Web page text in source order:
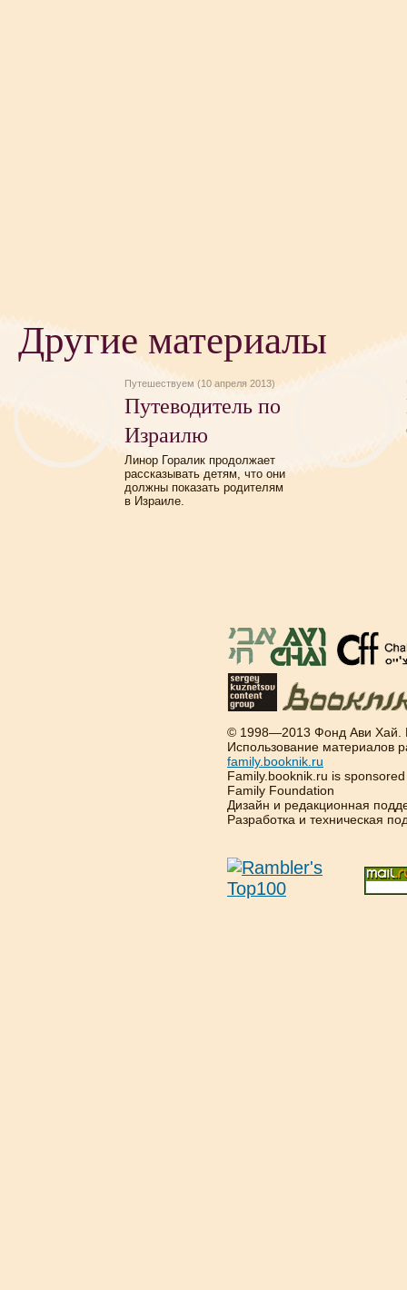
Другие материалы
Путешествуем (10 апреля 2013)
Путеводитель по
Израилю
Линор Горалик продолжает
рассказывать детям, что они
должны показать родителям
в Израиле.
© 1998—2013 Фонд Ави Хай.
Использование материалов
family.booknik.ru
Family.booknik.ru is
Family Foundation
Дизайн и редакционная
Разработка и техническая